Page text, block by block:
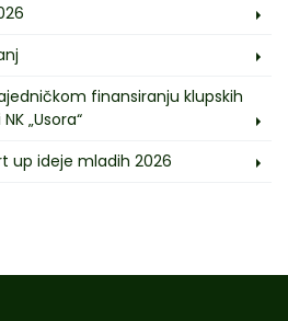
finansiranju klupskih
„Usora“
up ideje mladih 2026